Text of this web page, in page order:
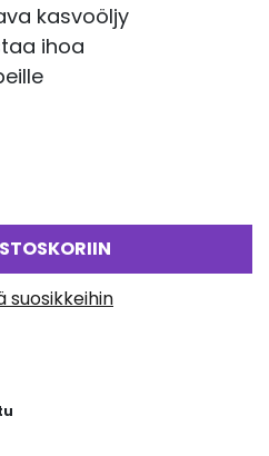
kasvoöljy
ihoa
suosikkeihin